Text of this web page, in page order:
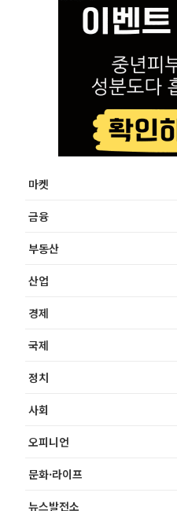
마켓
금융
부동산
산업
경제
국제
정치
사회
오피니언
문화·라이프
뉴스발전소